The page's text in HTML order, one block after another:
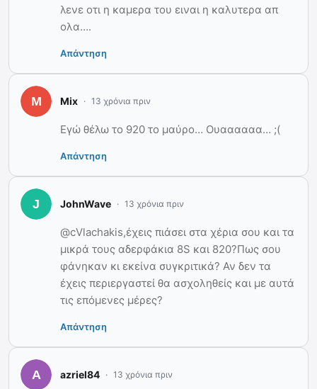
λενε οτι η καμερα του ειναι η καλυτερα απ
ολα….
Απάντηση
Mix 13 χρόνια πριν
Εγώ θέλω το 920 το μαύρο… Ουαααααα… ;(
Απάντηση
JohnWave 13 χρόνια πριν
@cVlachakis,έχεις πιάσει στα χέρια σου και τα
μικρά τους αδερφάκια 8S και 820?Πως σου
φάνηκαν κι εκείνα συγκριτικά? Αν δεν τα
έχεις περιεργαστεί θα ασχοληθείς και με αυτά
τις επόμενες μέρες?
Απάντηση
azriel84 13 χρόνια πριν